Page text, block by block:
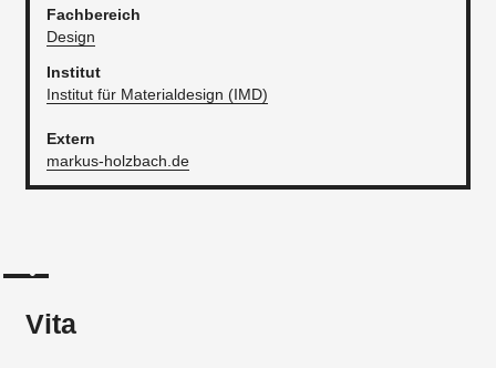
Fachbereich
Design
Institut
Institut für Materialdesign (IMD)
​Extern
markus-holzbach.de
Vita